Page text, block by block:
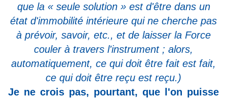
que la « seule solution » est d'être dans un
état d'immobilité intérieure qui ne cherche pas
à prévoir, savoir, etc., et de laisser la Force
couler à travers l'instrument ; alors,
automatiquement, ce qui doit être fait est fait,
ce qui doit être reçu est reçu.)
Je ne crois pas, pourtant, que l'on puisse